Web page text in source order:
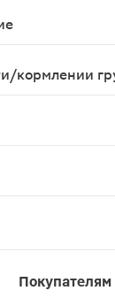
кормлении
Покупателям